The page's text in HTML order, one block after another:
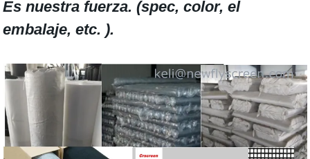
Es nuestra fuerza. (spec, color, el
embalaje, etc. ).